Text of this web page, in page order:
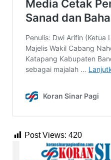
Post Views: 420